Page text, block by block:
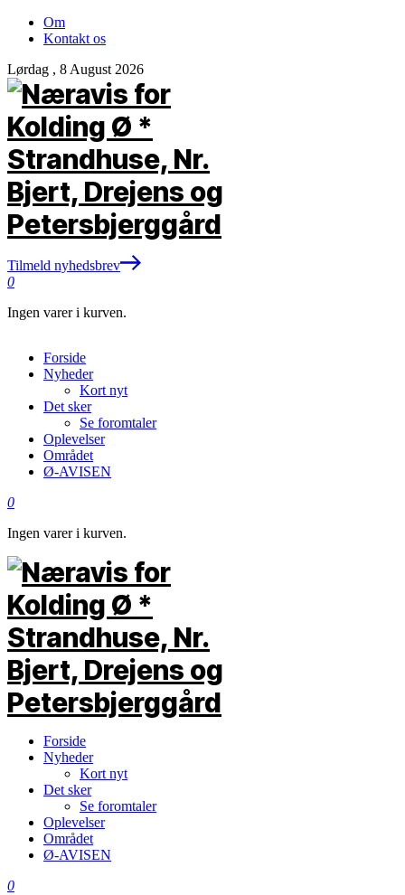
Om
Kontakt os
Lørdag , 8 August 2026
Tilmeld nyhedsbrev
0
Ingen varer i kurven.
Forside
Nyheder
Kort nyt
Det sker
Se foromtaler
Oplevelser
Området
Ø-AVISEN
0
Ingen varer i kurven.
Forside
Nyheder
Kort nyt
Det sker
Se foromtaler
Oplevelser
Området
Ø-AVISEN
0